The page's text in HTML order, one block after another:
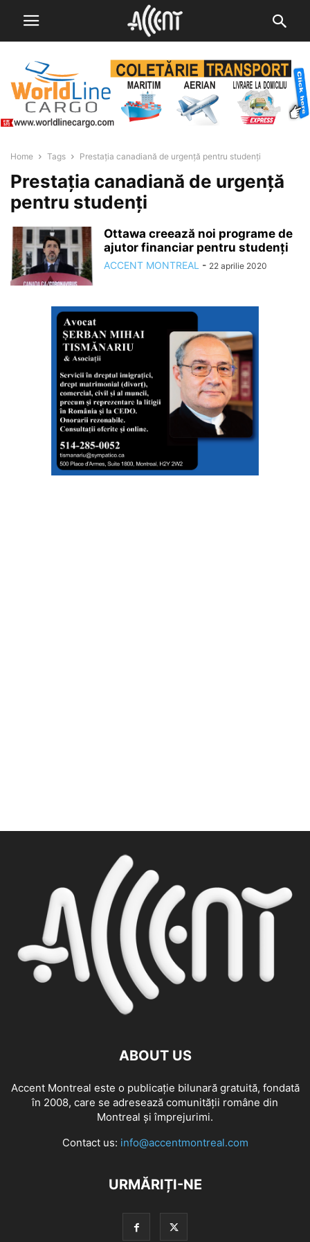
Home Tags Prestația canadiană de urgență pentru studenți
Prestația canadiană de urgență
pentru studenți
Ottawa creează noi programe de
ajutor financiar pentru studenți
ACCENT MONTREAL - 22 aprilie 2020
ABOUT US
Accent Montreal este o publicație bilunară gratuită, fondată
în 2008, care se adresează comunităţii române din
Montreal şi împrejurimi.
Contact us: info@accentmontreal.com
URMĂRIȚI-NE